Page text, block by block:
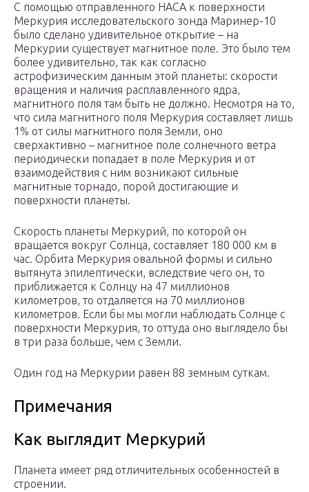
С помощью отправленного НАСА к поверхности
Меркурия исследовательского зонда Маринер-10
было сделано удивительное открытие – на
Меркурии существует магнитное поле. Это было тем
более удивительно, так как согласно
астрофизическим данным этой планеты: скорости
вращения и наличия расплавленного ядра,
магнитного поля там быть не должно. Несмотря на то,
что сила магнитного поля Меркурия составляет лишь
1% от силы магнитного поля Земли, оно
сверхактивно – магнитное поле солнечного ветра
периодически попадает в поле Меркурия и от
взаимодействия с ним возникают сильные
магнитные торнадо, порой достигающие и
поверхности планеты.
Скорость планеты Меркурий, по которой он
вращается вокруг Солнца, составляет 180 000 км в
час. Орбита Меркурия овальной формы и сильно
вытянута эпилептически, вследствие чего он, то
приближается к Солнцу на 47 миллионов
километров, то отдаляется на 70 миллионов
километров. Если бы мы могли наблюдать Солнце с
поверхности Меркурия, то оттуда оно выглядело бы
в три раза больше, чем с Земли.
Один год на Меркурии равен 88 земным суткам.
Примечания
Как выглядит Меркурий
Планета имеет ряд отличительных особенностей в
строении.